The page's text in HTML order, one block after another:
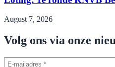
August 7, 2026
Volg ons via onze